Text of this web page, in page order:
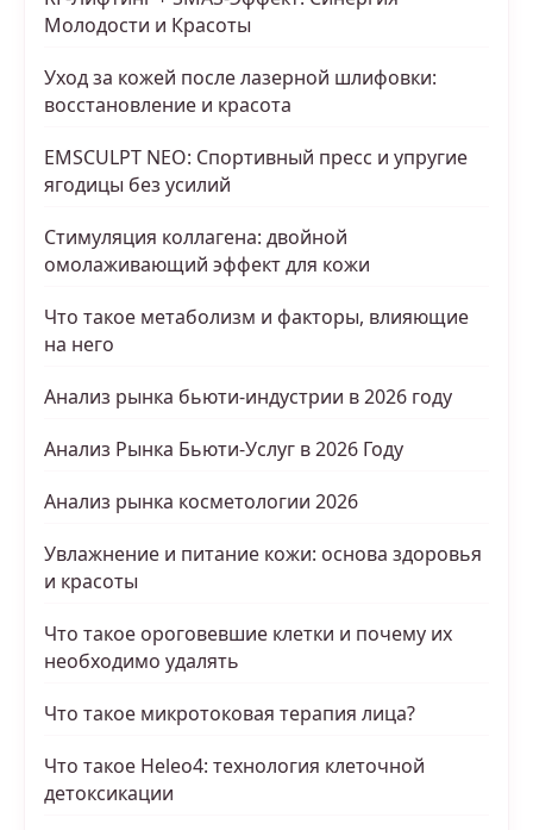
Молодости и Красоты
Уход за кожей после лазерной шлифовки:
восстановление и красота
EMSCULPT NEO: Спортивный пресс и упругие
ягодицы без усилий
Стимуляция коллагена: двойной
омолаживающий эффект для кожи
Что такое метаболизм и факторы, влияющие
на него
Анализ рынка бьюти-индустрии в 2026 году
Анализ Рынка Бьюти-Услуг в 2026 Году
Анализ рынка косметологии 2026
Увлажнение и питание кожи: основа здоровья
и красоты
Что такое ороговевшие клетки и почему их
необходимо удалять
Что такое микротоковая терапия лица?
Что такое Heleo4: технология клеточной
детоксикации